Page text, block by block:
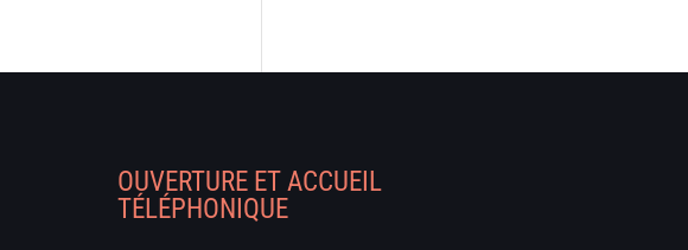
OUVERTURE ET ACCUEIL
TÉLÉPHONIQUE